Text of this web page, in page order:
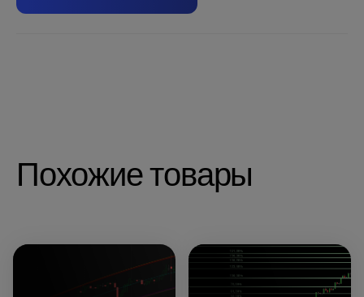
Похожие товары